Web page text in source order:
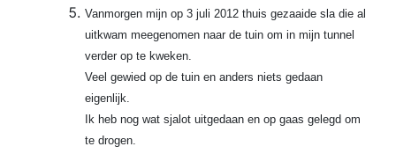
Vanmorgen mijn op 3 juli 2012 thuis gezaaide sla die al
uitkwam meegenomen naar de tuin om in mijn tunnel
verder op te kweken.
Veel gewied op de tuin en anders niets gedaan
eigenlijk.
Ik heb nog wat sjalot uitgedaan en op gaas gelegd om
te drogen.